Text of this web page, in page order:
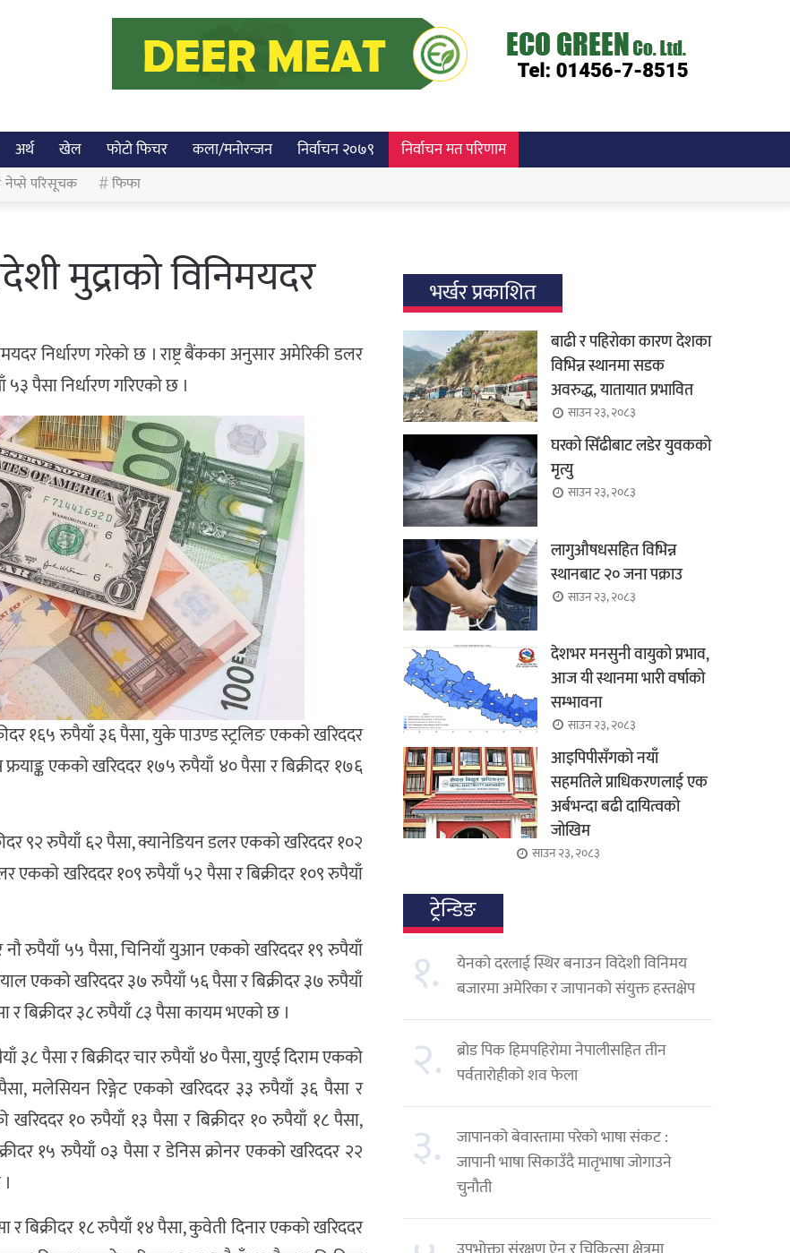
अर्थ खेल फोटो फिचर कला/मनोरन्जन निर्वाचन २०७९ निर्वाचन मत परिणाम
नेप्से परिसूचक फिफा
मुद्राको विनिमयदर
निर्धारण गरेको छ । राष्ट्र बैंकका अनुसार अमेरिकी डलर
पैसा निर्धारण गरिएको छ ।
१६५ रुपैयाँ ३६ पैसा, युके पाउण्ड स्ट्रलिङ एकको खरिददर
एकको खरिददर १७५ रुपैयाँ ४० पैसा र बिक्रीदर १७६
९२ रुपैयाँ ६२ पैसा, क्यानेडियन डलर एकको खरिददर १०२
एकको खरिददर १०९ रुपैयाँ ५२ पैसा र बिक्रीदर १०९ रुपैयाँ
नौ रुपैयाँ ५५ पैसा, चिनियाँ युआन एकको खरिददर १९ रुपैयाँ
एकको खरिददर ३७ रुपैयाँ ५६ पैसा र बिक्रीदर ३७ रुपैयाँ
बिक्रीदर ३८ रुपैयाँ ८३ पैसा कायम भएको छ ।
पैसा र बिक्रीदर चार रुपैयाँ ४० पैसा, युएई दिराम एकको
मलेसियन रिङ्गेट एकको खरिददर ३३ रुपैयाँ ३६ पैसा र
१० रुपैयाँ १३ पैसा र बिक्रीदर १० रुपैयाँ १८ पैसा,
१५ रुपैयाँ ०३ पैसा र डेनिस क्रोनर एकको खरिददर २२
बिक्रीदर १८ रुपैयाँ १४ पैसा, कुवेती दिनार एकको खरिददर
भर्खर प्रकाशित
बाढी र पहिरोका कारण देशका
विभिन्न स्थानमा सडक
अवरुद्ध, यातायात प्रभावित
साउन २३, २०८३
घरको सिँढीबाट लडेर युवकको
मृत्यु
साउन २३, २०८३
लागुऔषधसहित विभिन्न
स्थानबाट २० जना पक्राउ
साउन २३, २०८३
देशभर मनसुनी वायुको प्रभाव,
आज यी स्थानमा भारी वर्षाको
सम्भावना
साउन २३, २०८३
आइपिपीसँगको नयाँ
सहमतिले प्राधिकरणलाई एक
अर्बभन्दा बढी दायित्वको
जोखिम
साउन २३, २०८३
ट्रेन्डिङ
१.
येनको दरलाई स्थिर बनाउन विदेशी विनिमय
बजारमा अमेरिका र जापानको संयुक्त हस्तक्षेप
२.
ब्रोड पिक हिमपहिरोमा नेपालीसहित तीन
पर्वतारोहीको शव फेला
३.
जापानको बेवास्तामा परेको भाषा संकट :
जापानी भाषा सिकाउँदै मातृभाषा जोगाउने
चुनौती